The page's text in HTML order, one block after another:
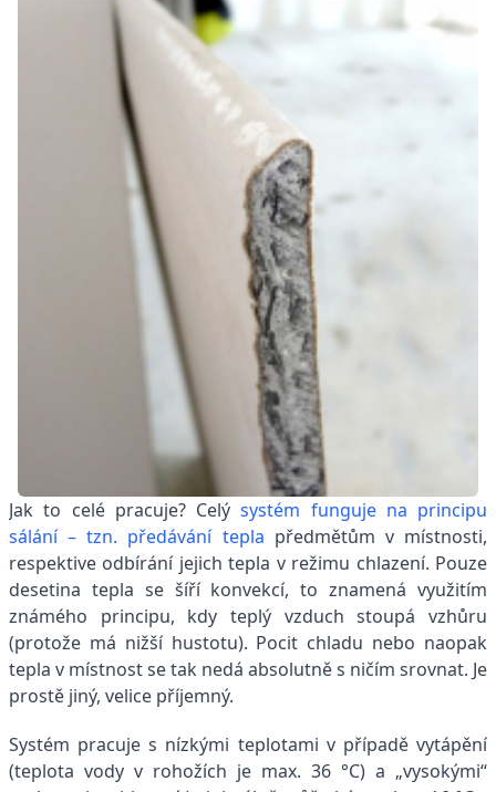
Jak to celé pracuje? Celýsystém funguje na principu
sálání – tzn. předávání tepla předmětům v místnosti,
respektive odbírání jejich tepla v režimu chlazení. Pouze
desetina tepla se šíří konvekcí, to znamená využitím
známého principu, kdy teplý vzduch stoupá vzhůru
(protože má nižší hustotu). Pocit chladu nebo naopak
tepla v místnost se tak nedá absolutně s ničím srovnat. Je
prostě jiný, velice příjemný.
Systém pracuje s nízkými teplotami v případě vytápění
(teplota vody v rohožích je max. 36 °C) a „vysokými“